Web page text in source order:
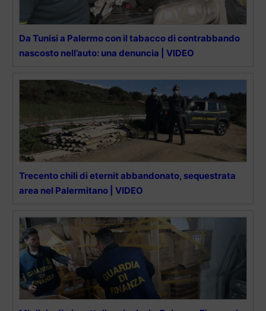
Da Tunisi a Palermo con il tabacco di contrabbando
nascosto nell’auto: una denuncia | VIDEO
Trecento chili di eternit abbandonato, sequestrata
area nel Palermitano | VIDEO